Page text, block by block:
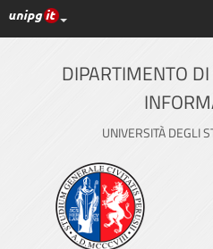
Vai
al
contenuto
principale
Link ai principali servizi
DIPARTIMENTO
UNIVERSITÀ DEGLI